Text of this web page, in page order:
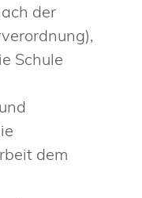
der
Schule
dem